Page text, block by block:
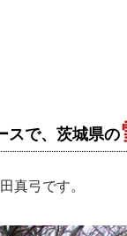
スで、茨城県の
真弓です。